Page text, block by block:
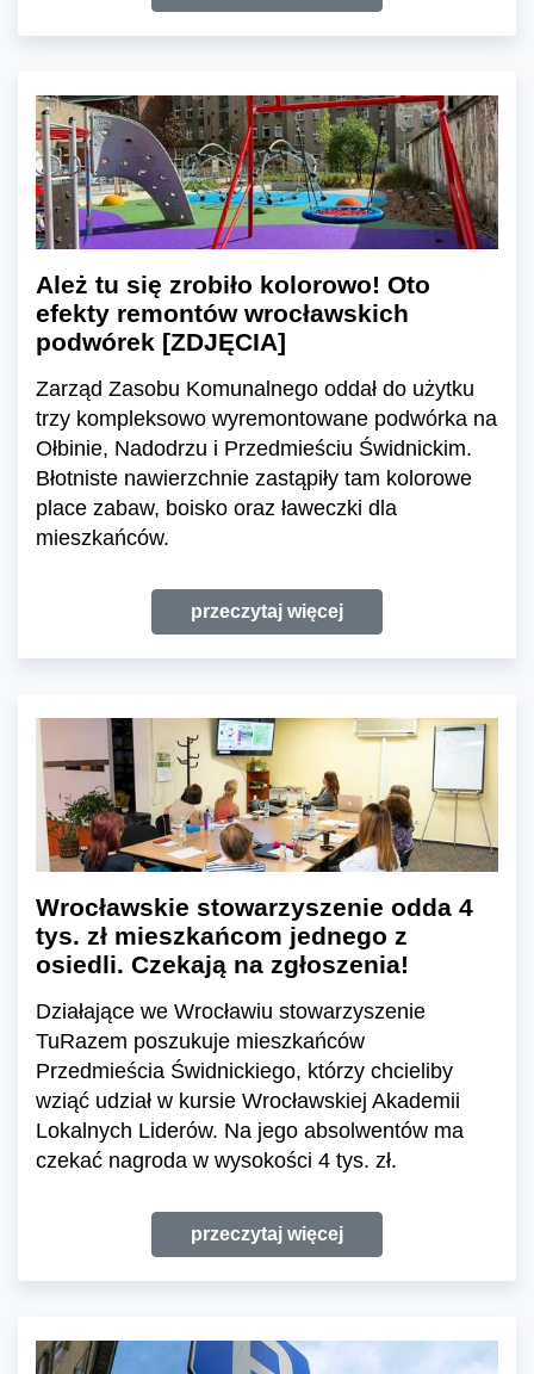
Ależ tu się zrobiło kolorowo! Oto
efekty remontów wrocławskich
podwórek [ZDJĘCIA]
Zarząd Zasobu Komunalnego oddał do użytku
trzy kompleksowo wyremontowane podwórka na
Ołbinie, Nadodrzu i Przedmieściu Świdnickim.
Błotniste nawierzchnie zastąpiły tam kolorowe
place zabaw, boisko oraz ławeczki dla
mieszkańców.
przeczytaj więcej
Wrocławskie stowarzyszenie odda 4
tys. zł mieszkańcom jednego z
osiedli. Czekają na zgłoszenia!
Działające we Wrocławiu stowarzyszenie
TuRazem poszukuje mieszkańców
Przedmieścia Świdnickiego, którzy chcieliby
wziąć udział w kursie Wrocławskiej Akademii
Lokalnych Liderów. Na jego absolwentów ma
czekać nagroda w wysokości 4 tys. zł.
przeczytaj więcej